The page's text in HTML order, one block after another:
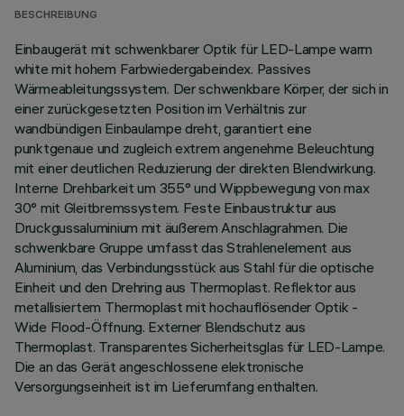
BESCHREIBUNG
Einbaugerät mit schwenkbarer Optik für LED-Lampe warm
white mit hohem Farbwiedergabeindex. Passives
Wärmeableitungssystem. Der schwenkbare Körper, der sich in
einer zurückgesetzten Position im Verhältnis zur
wandbündigen Einbaulampe dreht, garantiert eine
punktgenaue und zugleich extrem angenehme Beleuchtung
mit einer deutlichen Reduzierung der direkten Blendwirkung.
Interne Drehbarkeit um 355° und Wippbewegung von max
30° mit Gleitbremssystem. Feste Einbaustruktur aus
Druckgussaluminium mit äußerem Anschlagrahmen. Die
schwenkbare Gruppe umfasst das Strahlenelement aus
Aluminium, das Verbindungsstück aus Stahl für die optische
Einheit und den Drehring aus Thermoplast. Reflektor aus
metallisiertem Thermoplast mit hochauflösender Optik -
Wide Flood-Öffnung. Externer Blendschutz aus
Thermoplast. Transparentes Sicherheitsglas für LED-Lampe.
Die an das Gerät angeschlossene elektronische
Versorgungseinheit ist im Lieferumfang enthalten.